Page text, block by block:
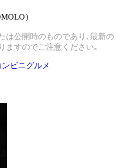
）
は公開時のものであり､最新の
ますのでご注意ください｡
ンビニグルメ